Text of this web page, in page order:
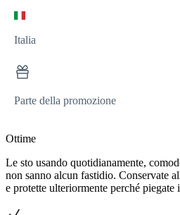
Italia
Parte della promozione
Ottime
Le sto usando quotidianamente,
non sanno alcun fastidio. Conservate
e protette ulteriormente perché piegate